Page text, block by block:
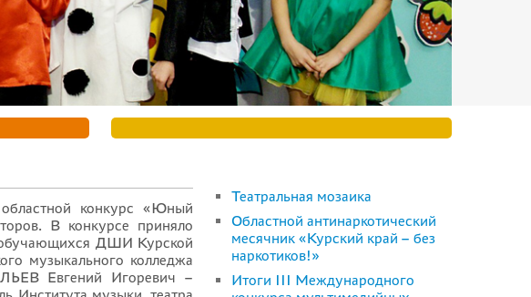
конкурс «Юный
В конкурсе приняло
обучающихся ДШИ Курской
музыкального колледжа
Евгений Игоревич –
Театральная мозаика
Областной антинаркотический
месячник «Курский край – без
наркотиков!»
Итоги III Международного